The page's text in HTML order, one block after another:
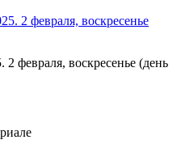
февраля, воскресенье (день